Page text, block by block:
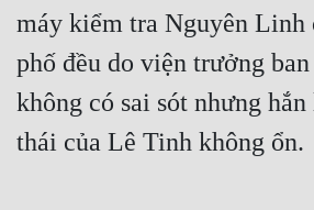
Cung Đấu
Cạnh Kỹ
Cổ Tiên Hiệp
Cổ Đại
máy kiểm tra Nguyên Linh
phố đều do viện trưởng ban
không có sai sót nhưng
thái của Lê Tinh không ổn.